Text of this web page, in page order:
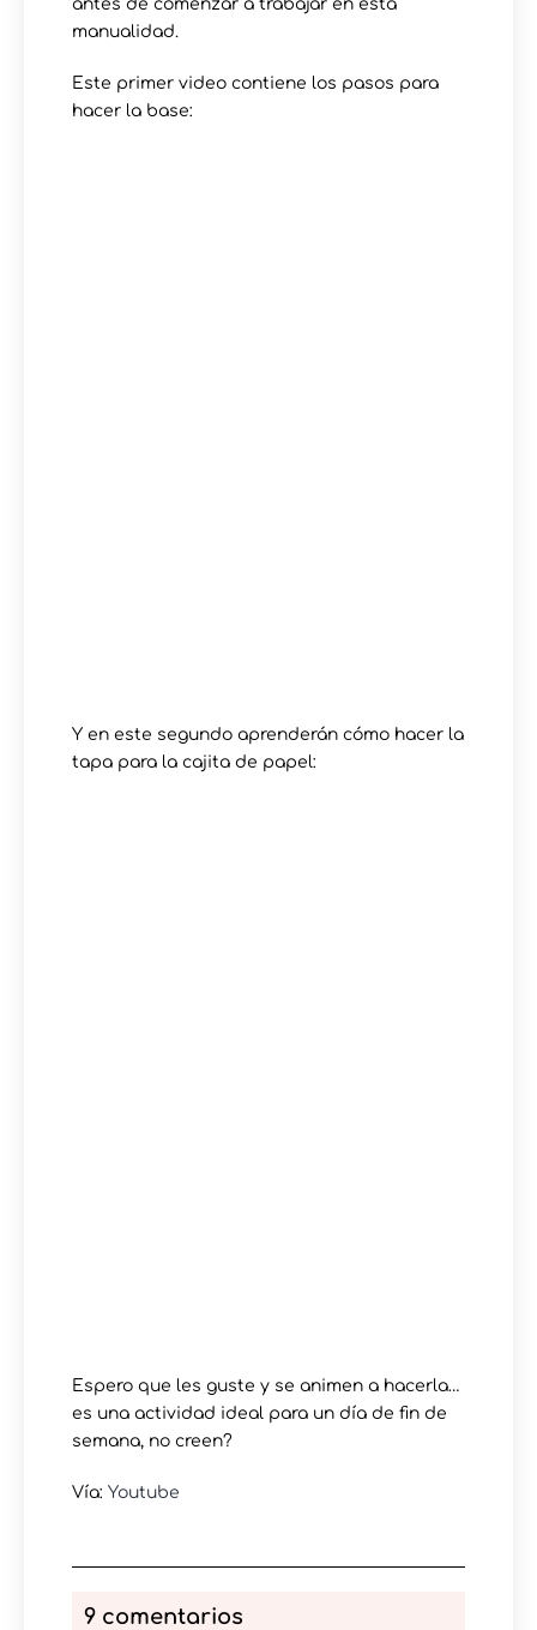
antes de comenzar a trabajar en esta
manualidad.
Este primer video contiene los pasos para
hacer la base:
Y en este segundo aprenderán cómo hacer la
tapa para la cajita de papel:
Espero que les guste y se animen a hacerla…
es una actividad ideal para un día de fin de
semana, no creen?
Vía: Youtube
9 comentarios